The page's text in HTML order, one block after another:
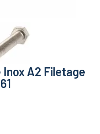
A2 Filetage